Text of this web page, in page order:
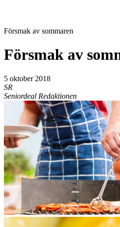
Försmak av sommaren
Försmak av
5 oktober 2018
SR
Seniordeal Redaktionen